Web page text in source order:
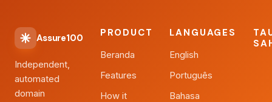
Assure100
Independent,
automated
domain
PRODUCT
Beranda
Features
How it
LANGUAGES
English
Português
Bahasa